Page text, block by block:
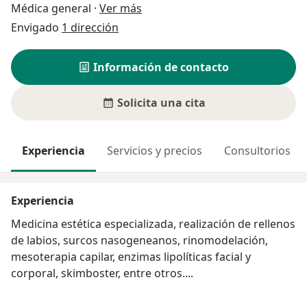
Médica general · Ver más
Envigado 1 dirección
Información de contacto
Solicita una cita
Experiencia Servicios y precios Consultorios
Experiencia
Medicina estética especializada, realización de rellenos
de labios, surcos nasogeneanos, rinomodelación,
mesoterapia capilar, enzimas lipolíticas facial y
corporal, skimboster, entre otros....